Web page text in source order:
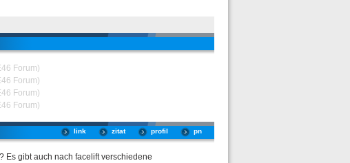
Forum)
Forum)
Forum)
Forum)
pn
profil
zitat
link
Es gibt auch nach facelift verschiedene